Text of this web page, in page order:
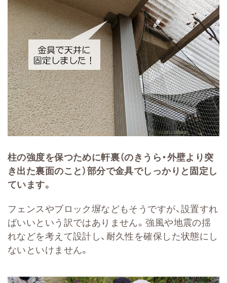
柱の強度を保つために軒裏（のきうら・外壁より突
き出た裏面のこと）部分で金具でしっかりと固定し
ています。
フェンスやブロック塀などもそうですが、設置すれ
ばいいという訳ではありません。強風や地震の揺
れなどを考えて設計し、耐久性を確保した状態にし
ないといけません。